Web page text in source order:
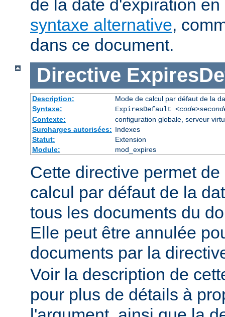
de la date d'expiration
syntaxe alternative,
dans ce document.
Directive
Description:
Mode de calcul par défaut de la
Syntaxe:
ExpiresDefault
Contexte:
configuration globale, serveur
Surcharges autorisées: Indexes
Statut:
Extension
Module:
mod_expires
Cette directive permet
calcul par défaut de la
tous les documents du
Elle peut être annulée
documents par la
Voir la description de
pour plus de détails à